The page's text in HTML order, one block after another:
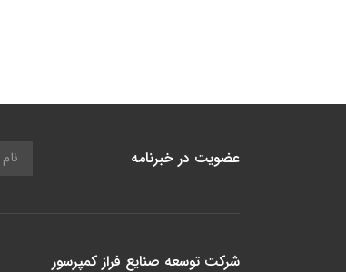
عضویت در خبرنامه
شرکت توسعه صنایع فراز کمپرسور